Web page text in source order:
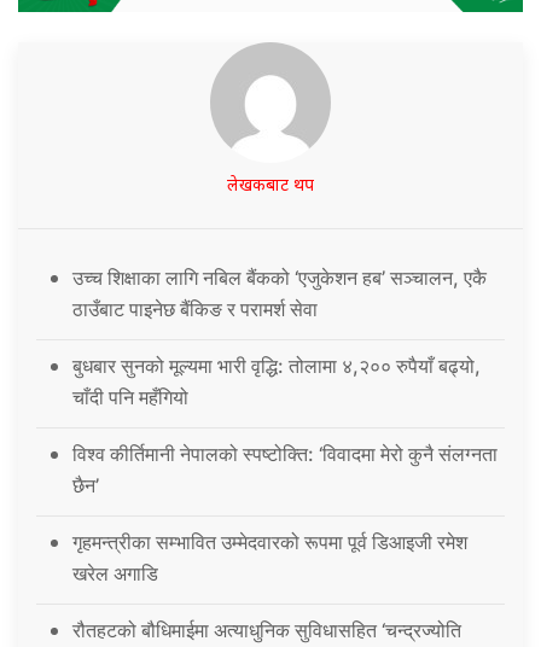
लेखकबाट थप
उच्च शिक्षाका लागि नबिल बैंकको ‘एजुकेशन हब’ सञ्चालन, एकै
ठाउँबाट पाइनेछ बैंकिङ र परामर्श सेवा
बुधबार सुनको मूल्यमा भारी वृद्धि: तोलामा ४,२०० रुपैयाँ बढ्यो,
चाँदी पनि महँगियो
विश्व कीर्तिमानी नेपालको स्पष्टोक्ति: ‘विवादमा मेरो कुनै संलग्नता
छैन’
गृहमन्त्रीका सम्भावित उम्मेदवारको रूपमा पूर्व डिआइजी रमेश
खरेल अगाडि
रौतहटको बौधिमाईमा अत्याधुनिक सुविधासहित ‘चन्द्रज्योति